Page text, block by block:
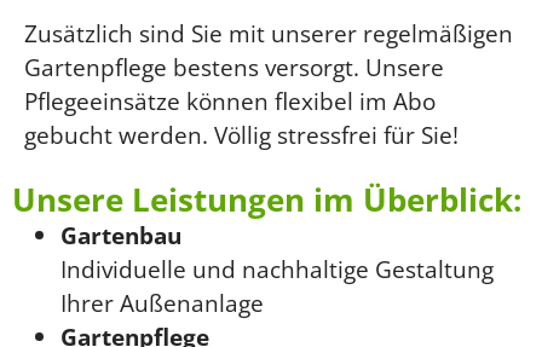
Zusätzlich sind Sie mit unserer regelmäßigen
Gartenpflege bestens versorgt. Unsere
Pflegeeinsätze können flexibel im Abo
gebucht werden. Völlig stressfrei für Sie!
Unsere Leistungen im Überblick:
Gartenbau
Individuelle und nachhaltige Gestaltung
Ihrer Außenanlage
Gartenpflege